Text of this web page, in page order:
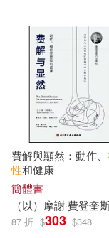
費解與顯然：動作、
性和健康
簡體書
（以）摩謝·費登奎
87 折 $303 $348